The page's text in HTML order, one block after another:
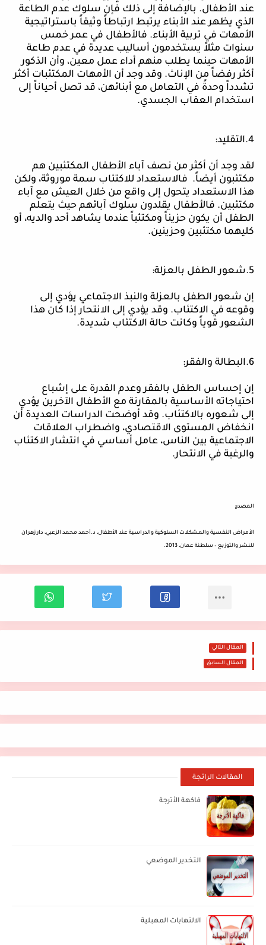
عند الأطفال. بالإضافة إلى ذلك فإن سلوك عدم الطاعة
الذي يظهر عند الأبناء يرتبط ارتباطاً وثيقاً باستراتيجية
الأمهات في تربية الأبناء. فالأطفال في عمر خمس
سنوات مثلاً يستخدمون أساليب عديدة في عدم طاعة
الأمهات حينما يطلب منهم أداء عمل معين، وأن الذكور
أكثر رفضاً من الإناث. وقد وجد أن الأمهات المكتئبات أكثر
تشدداً وحدةً في التعامل مع أبنائهن، قد تصل أحياناً إلى
استخدام العقاب الجسدي.
4.التقليد:
لقد وجد أن أكثر من نصف آباء الأطفال المكتئبين هم
مكتئبون أيضاً. فالاستعداد للاكتئاب سمة موروثة، ولكن
هذا الاستعداد يتحول إلى واقع من خلال العيش مع آباء
مكتئبين. فالأطفال يقلدون سلوك آبائهم حيث يتعلم
الطفل أن يكون حزيناً ومكتئباً عندما يشاهد أحد والديه، أو
كليهما مكتئبين وحزينين.
5.شعور الطفل بالعزلة:
إن شعور الطفل بالعزلة والنبذ الاجتماعي يؤدي إلى
وقوعه في الاكتئاب. وقد يؤدي إلى الانتحار إذا كان هذا
الشعور قوياً وكانت حالة الاكتئاب شديدة.
6.البطالة والفقر:
إن إحساس الطفل بالفقر وعدم القدرة على إشباع
احتياجاته الأساسية بالمقارنة مع الأطفال الآخرين يؤدي
إلى شعوره بالاكتئاب. وقد أوضحت الدراسات العديدة أن
انخفاض المستوى الاقتصادي، واضطراب العلاقات
الاجتماعية بين الناس، عامل أساسي في انتشار الاكتئاب
والرغبة في الانتحار.
المصدر:
الأمراض النفسية والمشكلات السلوكية والدراسية عند الأطفال، د.أحمد محمد الزعبي، دار زهران
للنشر والتوزيع – سلطنة عمان، 2013.
المقال التالي
المقال السابق
المقالات الرائجة
فاكهة الأترجة
التخدير الموضعي
الالتهابات المهبلية